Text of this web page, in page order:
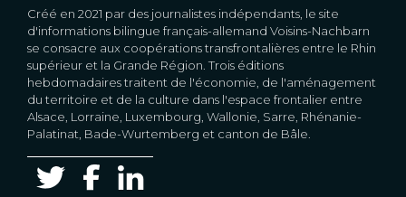
Créé en 2021 par des journalistes indépendants, le site
d'informations bilingue français-allemand Voisins-Nachbarn
se consacre aux coopérations transfrontalières entre le Rhin
supérieur et la Grande Région. Trois éditions
hebdomadaires traitent de l'économie, de l'aménagement
du territoire et de la culture dans l'espace frontalier entre
Alsace, Lorraine, Luxembourg, Wallonie, Sarre, Rhénanie-
Palatinat, Bade-Wurtemberg et canton de Bâle.